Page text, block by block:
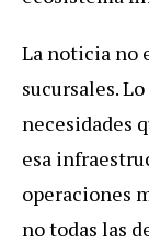
La noticia no
sucursales.
necesidades
esa
operaciones
no todas las